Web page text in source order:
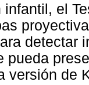
el
detectar
pueda
versión de